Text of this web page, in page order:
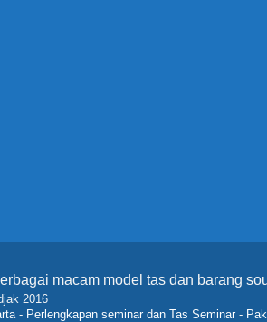
macam model tas dan barang
2016
- Perlengkapan seminar dan Tas Seminar -